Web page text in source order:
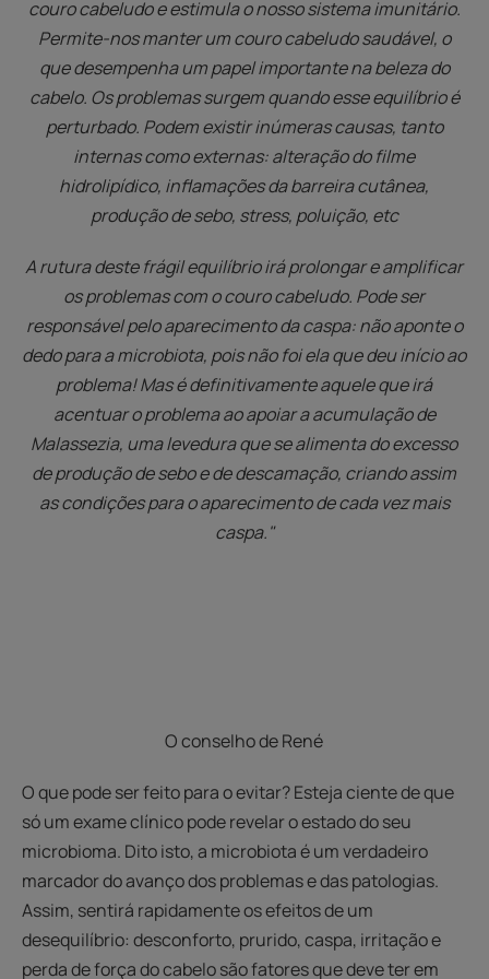
couro cabeludo e estimula o nosso sistema imunitário.
Permite-nos manter um couro cabeludo saudável, o
que desempenha um papel importante na beleza do
cabelo. Os problemas surgem quando esse equilíbrio é
perturbado. Podem existir inúmeras causas, tanto
internas como externas: alteração do filme
hidrolipídico, inflamações da barreira cutânea,
produção de sebo, stress, poluição, etc
A rutura deste frágil equilíbrio irá prolongar e amplificar
os problemas com o couro cabeludo. Pode ser
responsável pelo aparecimento da caspa: não aponte o
dedo para a microbiota, pois não foi ela que deu início ao
problema! Mas é definitivamente aquele que irá
acentuar o problema ao apoiar a acumulação de
Malassezia, uma levedura que se alimenta do excesso
de produção de sebo e de descamação, criando assim
as condições para o aparecimento de cada vez mais
caspa."
O conselho de René
O que pode ser feito para o evitar? Esteja ciente de que
só um exame clínico pode revelar o estado do seu
microbioma. Dito isto, a microbiota é um verdadeiro
marcador do avanço dos problemas e das patologias.
Assim, sentirá rapidamente os efeitos de um
desequilíbrio: desconforto, prurido, caspa, irritação e
perda de força do cabelo são fatores que deve ter em